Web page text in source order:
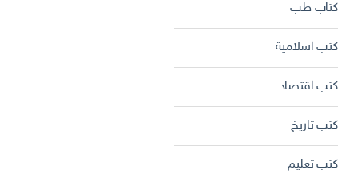
كتاب طب
كتب اسلامية
كتب اقتصاد
كتب تاريخ
كتب تعليم